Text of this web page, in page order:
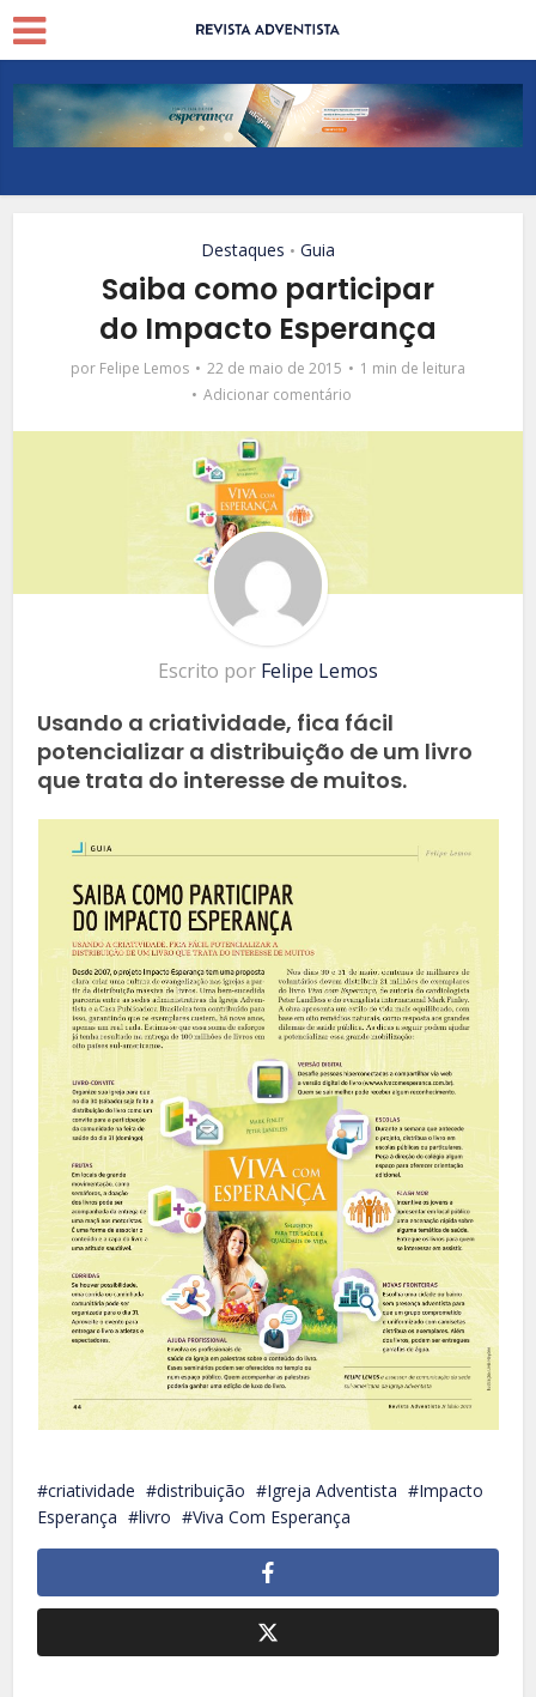
Destaques • Guia
Saiba como participar
do Impacto Esperança
por Felipe Lemos 22 de maio de 2015
1 min de leitura
Adicionar comentário
Escrito por Felipe Lemos
Usando a criatividade, fica fácil
potencializar a distribuição de um livro
que trata do interesse de muitos.
criatividade distribuição Igreja Adventista
Impacto
Esperança
livro Viva Com Esperança